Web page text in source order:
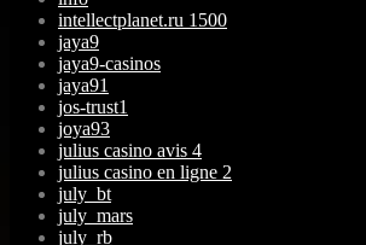
intellectplanet.ru 1500
jaya9
jaya9-casinos
jaya91
jos-trust1
joya93
julius casino avis 4
julius casino en ligne 2
july_bt
july_mars
july_rb